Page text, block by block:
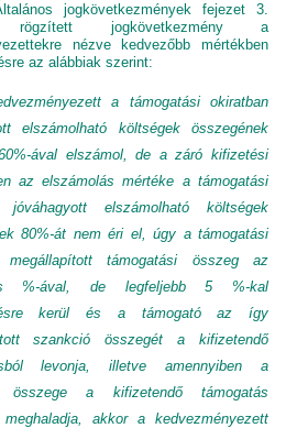
jogkövetkezmények fejezet 3.
rögzített jogkövetkezmény a
nézve kedvezőbb mértékben
az alábbiak szerint:
a támogatási okiratban
elszámolható költségek összegének
ával elszámol, de a záró kifizetési
az elszámolás mértéke a támogatási
jóváhagyott elszámolható költségek
80%-át nem éri el, úgy a támogatási
megállapított támogatási összeg az
%-ával, de legfeljebb 5 %-kal
kerül és a támogató az így
szankció összegét a kifizetendő
levonja, illetve amennyiben a
összege a kifizetendő támogatás
akkor a kedvezményezett